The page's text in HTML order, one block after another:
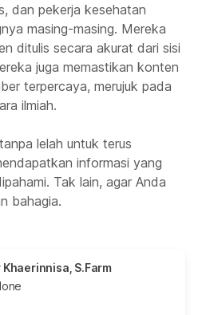
dan pekerja kesehatan
masing-masing. Mereka
ditulis secara akurat dari sisi
juga memastikan konten
terpercaya, merujuk pada
ilmiah.
lelah untuk terus
informasi yang
Tak lain, agar Anda
bahagia.
Khaerinnisa, S.Farm